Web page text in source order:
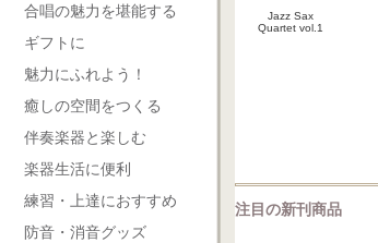
合唱の魅力を堪能する
ギフトに
魅力にふれよう！
癒しの空間をつくる
伴奏楽器と楽しむ
楽器生活に便利
練習・上達におすすめ
防音・消音グッズ
Jazz Sax
Quartet vol.1
注目の新刊商品